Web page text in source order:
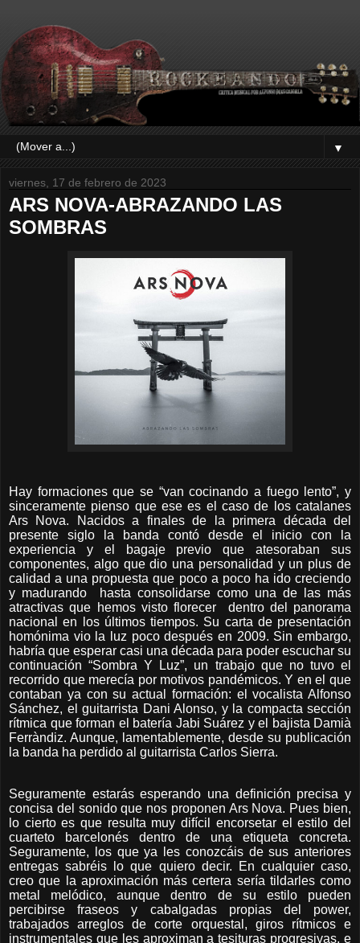
▼
viernes, 17 de febrero de 2023
ARS NOVA-ABRAZANDO LAS
SOMBRAS
Hay formaciones que se “van cocinando a fuego lento”, y
sinceramente pienso que ese es el caso de los catalanes
Ars Nova. Nacidos a finales de la primera década del
presente siglo la banda contó desde el inicio con la
experiencia y el bagaje previo que atesoraban sus
componentes, algo que dio una personalidad y un plus de
calidad a una propuesta que poco a poco ha ido creciendo
y madurando
hasta consolidarse como una de las más
atractivas que hemos visto florecer
dentro del panorama
nacional en los últimos tiempos. Su carta de presentación
homónima vio la luz poco después en 2009. Sin embargo,
habría que esperar casi una década para poder escuchar su
continuación “Sombra Y Luz”, un trabajo que no tuvo el
recorrido que merecía por motivos pandémicos. Y en el que
contaban ya con su actual formación: el vocalista Alfonso
Sánchez, el guitarrista Dani Alonso, y la compacta sección
rítmica que forman el batería Jabi Suárez y el bajista Damià
Ferràndiz. Aunque, lamentablemente, desde su publicación
la banda ha perdido al guitarrista Carlos Sierra.
Seguramente estarás esperando una definición precisa y
concisa del sonido que nos proponen Ars Nova. Pues bien,
lo cierto es que resulta muy difícil encorsetar el estilo del
cuarteto barcelonés dentro de una etiqueta concreta.
Seguramente, los que ya les conozcáis de sus anteriores
entregas sabréis lo que quiero decir. En cualquier caso,
creo que la aproximación más certera sería tildarles como
metal melódico, aunque dentro de su estilo pueden
percibirse fraseos y cabalgadas propias del power,
trabajados arreglos de corte orquestal, giros rítmicos e
instrumentales que les aproximan a tesituras progresivas, e